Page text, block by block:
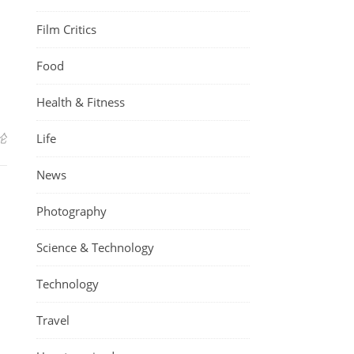
Film Critics
Food
Health & Fitness
Life
News
Photography
Science & Technology
Technology
Travel